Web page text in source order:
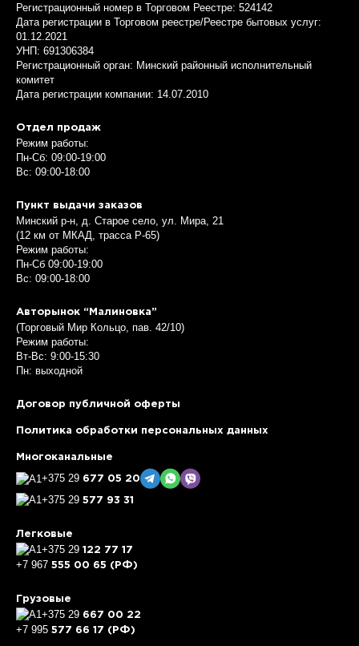
Регистрационный номер в Торговом Реестре: 524142
Дата регистрации в Торговом реестре/Реестре бытовых услуг:
01.12.2021
УНП: 691306384
Регистрационный орган: Минский районный исполнительный
комитет
Дата регистрации компании: 14.07.2010
Отдел продаж
Режим работы:
Пн-Сб: 09:00-19:00
Вс: 09:00-18:00
Пункт выдачи заказов
Минский р-н, д. Старое село, ул. Мира, 21
(12 км от МКАД, трасса P-65)
Режим работы:
Пн-Сб 09:00-19:00
Вс: 09:00-18:00
Авторынок “Малиновка”
(Торговый Мир Кольцо, пав. 42/10)
Режим работы:
Вт-Вс: 9:00-15:30
Пн: выходной
Договор публичной оферты
Политика обработки персональных данных
Многоканальные
+375 29 677 05 20
+375 29 577 93 31
Легковые
+375 29 122 77 17
+7 967 555 00 65 (РФ)
Грузовые
+375 29 667 00 22
+7 995 577 66 17 (РФ)